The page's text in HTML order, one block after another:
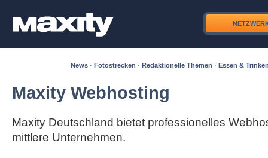
News · Fotostrecken · Redaktionelle Themen · Essen &
Maxity Webhosting
Maxity Deutschland bietet professionelles
mittlere Unternehmen.